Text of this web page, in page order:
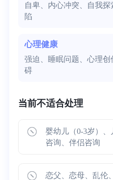
自卑、内心冲突、自我
陷
心理健康
强迫、睡眠问题、心理
碍
当前不适合处理
婴幼儿（0-3岁）
咨询、伴侣咨询
恋父、恋母、乱伦